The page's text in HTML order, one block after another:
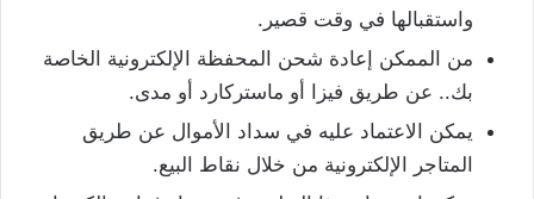
واستقبالها في وقت قصير.
من الممكن إعادة شحن المحفظة الإلكترونية الخاصة
بك.. عن طريق فيزا أو ماستركارد أو مدى.
يمكن الاعتماد عليه في سداد الأموال عن طريق
المتاجر الإلكترونية من خلال نقاط البيع.